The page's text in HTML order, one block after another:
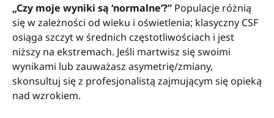
„Czy moje wyniki są ‘normalne’?” Populacje różnią
się w zależności od wieku i oświetlenia; klasyczny CSF
osiąga szczyt w średnich częstotliwościach i jest
niższy na ekstremach. Jeśli martwisz się swoimi
wynikami lub zauważasz asymetrię/zmiany,
skonsultuj się z profesjonalistą zajmującym się opieką
nad wzrokiem.